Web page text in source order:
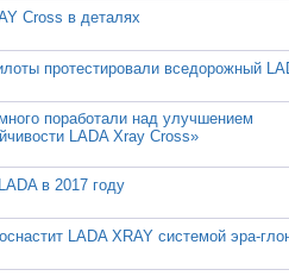
Cross в деталях
протестировали вседорожный
поработали над улучшением
LADA Xray Cross»
в 2017 году
LADA XRAY системой эра-